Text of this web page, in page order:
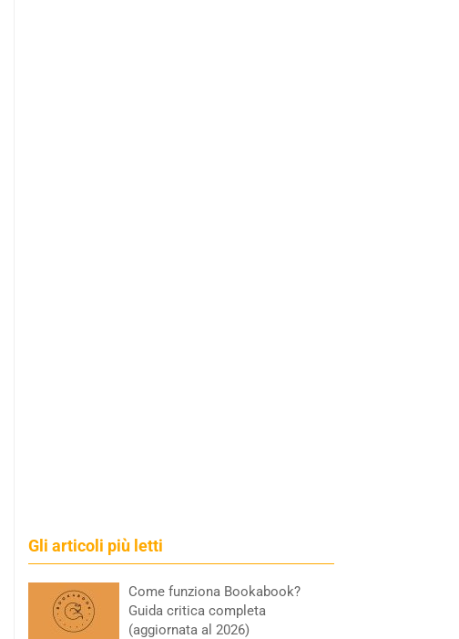
Gli articoli più letti
Come funziona Bookabook?
Guida critica completa
(aggiornata al 2026)